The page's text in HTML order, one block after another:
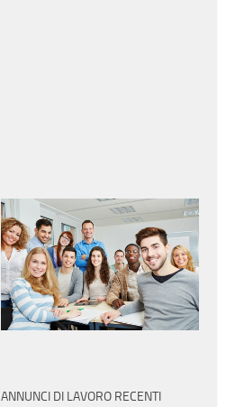
ANNUNCI DI LAVORO RECENTI